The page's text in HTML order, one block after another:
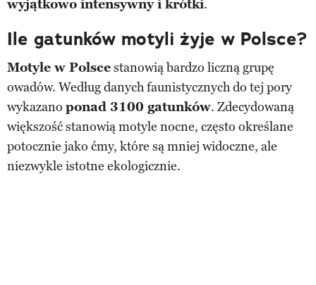
wyjątkowo intensywny i krótki.
Ile gatunków motyli żyje w Polsce?
Motyle w Polscestanowią bardzo liczną grupę
owadów. Według danych faunistycznych do tej pory
wykazano ponad 3100 gatunków. Zdecydowaną
większość stanowią motyle nocne, często określane
potocznie jako ćmy, które są mniej widoczne, ale
niezwykle istotne ekologicznie.